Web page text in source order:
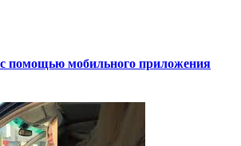
помощью мобильного приложения